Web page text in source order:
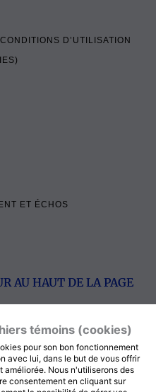
CONDITIONS D’UTILISATION
ET ÉCHOS
AU HAUT DE LA PAGE
, TOUT DROITS RÉSERVÉS
témoins (cookies)
pour son bon fonctionnement
avec lui, dans le but de vous offrir
améliorée. Nous n'utiliserons des
consentement en cliquant sur